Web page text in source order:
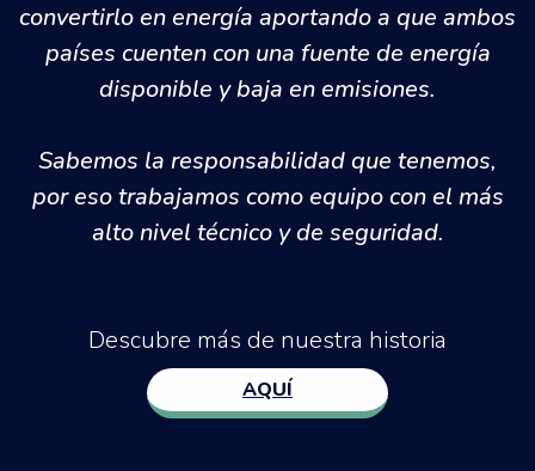
convertirlo en energía aportando a que ambos
países cuenten con una fuente de energía
disponible y baja en emisiones.
Sabemos la responsabilidad que tenemos,
por eso trabajamos como equipo con el más
alto nivel técnico y de seguridad.
Descubre más de nuestra historia
AQUÍ